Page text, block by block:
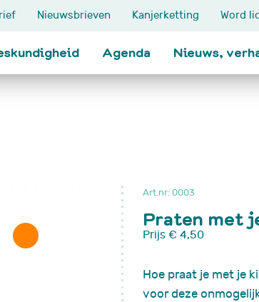
Nieuwsbrieven Kanjerketting Word lid
Impact op het gezin
Relatie met familie en
vrienden
School
Oudersteuners
Maatje voor je
Wandelcoach:
bloemenkraal
Agenda Nieuws,
Art.nr: 0003
Praten met
Prijs € 4,50
Hoe praat je met je
voor deze